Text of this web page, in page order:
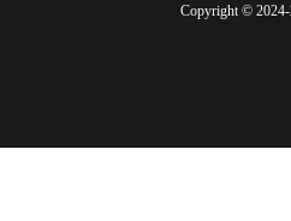
Copyright ©